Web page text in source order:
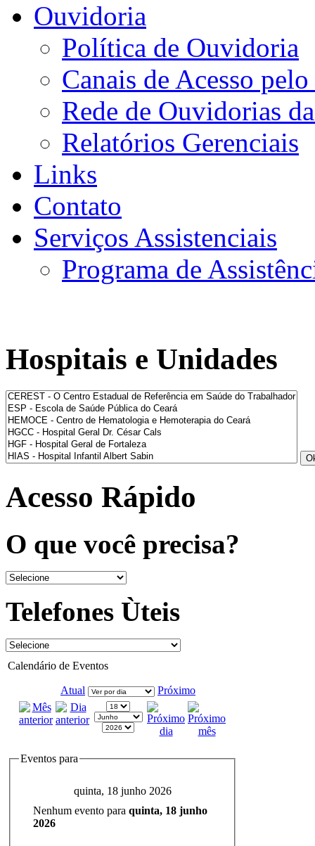
Ouvidoria
Política de Ouvidoria
Canais de Acesso
Rede de Ouvidorias
Relatórios Gerenciais
Links
Contato
Serviços Assistenciais
Programa de
Hospitais e Unidades
Acesso Rápido
O que você precisa?
Telefones Ùteis
Calendário de Eventos
Atual Próximo
Eventos para
quinta, 18 junho 2026
Nenhum evento para quinta, 18 junho
2026